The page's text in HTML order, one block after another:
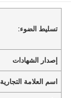
تسليط الضوء:
إصدار الشهادات
اسم العلامة التجارية